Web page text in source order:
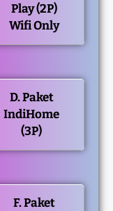
Play (2P)
Wifi Only
D. Paket
IndiHome
(3P)
F. Paket